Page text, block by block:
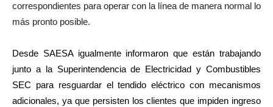
correspondientes para operar con la línea de manera normal lo
más pronto posible.
Desde SAESA igualmente informaron que están trabajando
junto a la Superintendencia de Electricidad y Combustibles
SEC para resguardar el tendido eléctrico con mecanismos
adicionales, ya que persisten los clientes que impiden ingreso